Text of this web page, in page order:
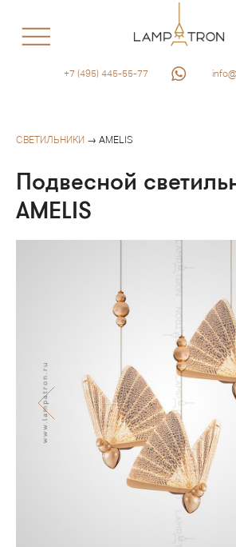
+7 (495) 445-55-77
СВЕТИЛЬНИКИ → AMELIS
Подвесной
AMELIS